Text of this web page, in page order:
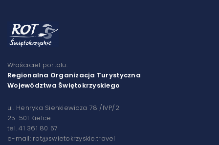
Właściciel portalu:
Regionalna Organizacja Turystyczna
Województwa Świętokrzyskiego
ul. Henryka Sienkiewicza 78 /IVP/2
25-501 Kielce
tel. 41 361 80 57
e-mail: rot@swietokrzyskie.travel